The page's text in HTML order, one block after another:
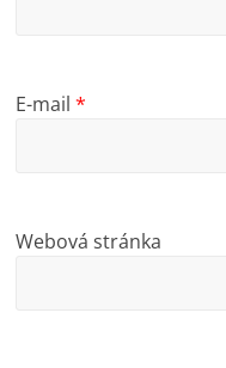
E-mail*
Webová stránka